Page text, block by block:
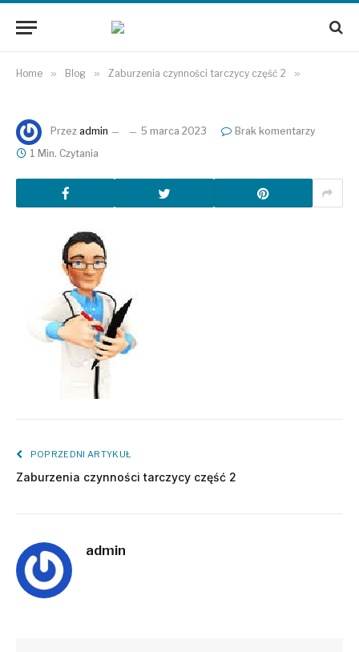
Home » Blog » Zaburzenia czynności tarczycy część 2 »
Przez admin 5 marca 2023
Brak komentarzy
1 Min. Czytania
POPRZEDNI ARTYKUŁ
Zaburzenia czynności tarczycy część 2
admin